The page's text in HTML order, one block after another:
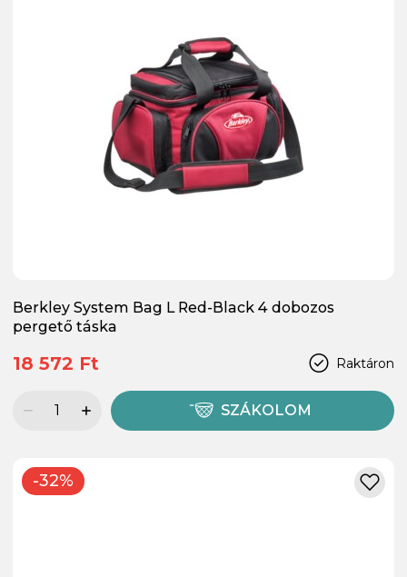
Berkley System Bag L Red-Black 4 dobozos
pergető táska
Raktáron
18 572 Ft
SZÁKOLOM
-32%